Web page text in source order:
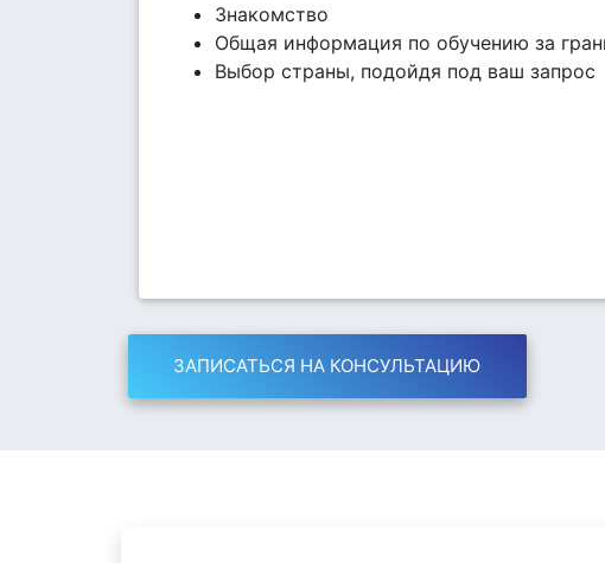
Знакомство
Общая информация по обучению за
Выбор страны, подойдя под ваш запрос
ЗАПИСАТЬСЯ НА КОНСУЛЬТАЦИЮ